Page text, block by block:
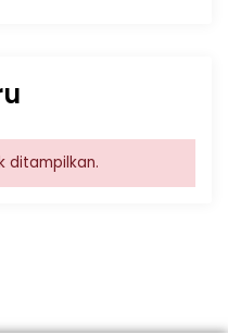
ditampilkan.